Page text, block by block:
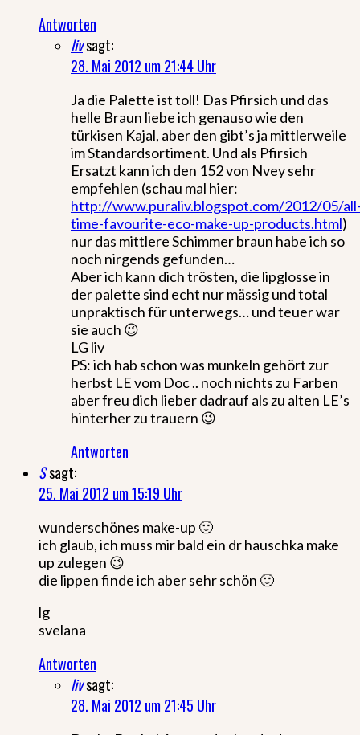
Antworten
livsagt:
28. Mai 2012 um 21:44 Uhr
Ja die Palette ist toll! Das Pfirsich und das
helle Braun liebe ich genauso wie den
türkisen Kajal, aber den gibt’s ja mittlerweile
im Standardsortiment. Und als Pfirsich
Ersatzt kann ich den 152 von Nvey sehr
empfehlen (schau mal hier:
http://www.puraliv.blogspot.com/2012/05/
time-favourite-eco-make-up-products.html)
nur das mittlere Schimmer braun habe ich so
noch nirgends gefunden…
Aber ich kann dich trösten, die lipglosse in
der palette sind echt nur mässig und total
unpraktisch für unterwegs… und teuer war
sie auch 😉
LG liv
PS: ich hab schon was munkeln gehört zur
herbst LE vom Doc .. noch nichts zu Farben
aber freu dich lieber dadrauf als zu alten LE’s
hinterher zu trauern 😉
Antworten
Ssagt:
25. Mai 2012 um 15:19 Uhr
wunderschönes make-up 🙂
ich glaub, ich muss mir bald ein dr hauschka make
up zulegen 😉
die lippen finde ich aber sehr schön 🙂
lg
svelana
Antworten
livsagt:
28. Mai 2012 um 21:45 Uhr